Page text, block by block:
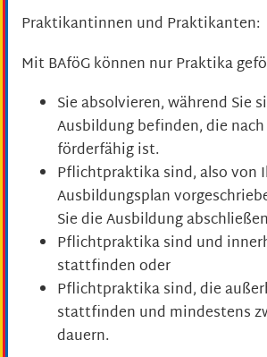
Praktikantinnen und Praktikanten:
Mit BAföG können nur Praktika
Sie absolvieren, während Sie
Ausbildung befinden, die
förderfähig ist.
Pflichtpraktika sind, also von
Ausbildungsplan
Sie die Ausbildung
Pflichtpraktika sind und
stattfinden oder
Pflichtpraktika sind, die
stattfinden und mindestens
dauern.